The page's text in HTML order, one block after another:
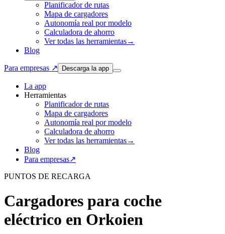
Planificador de rutas
Mapa de cargadores
Autonomía real por modelo
Calculadora de ahorro
Ver todas las herramientas→
Blog
Para empresas ↗ Descarga la app
La app
Herramientas
Planificador de rutas
Mapa de cargadores
Autonomía real por modelo
Calculadora de ahorro
Ver todas las herramientas→
Blog
Para empresas↗
PUNTOS DE RECARGA
Cargadores para coche
eléctrico en Orkoien